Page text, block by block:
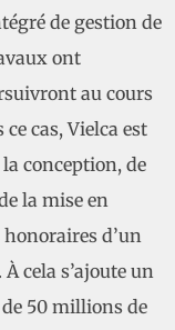
de gestion de
ont
au cours
cas, Vielca est
conception, de
la mise en
d’un
cela s’ajoute un
50 millions de